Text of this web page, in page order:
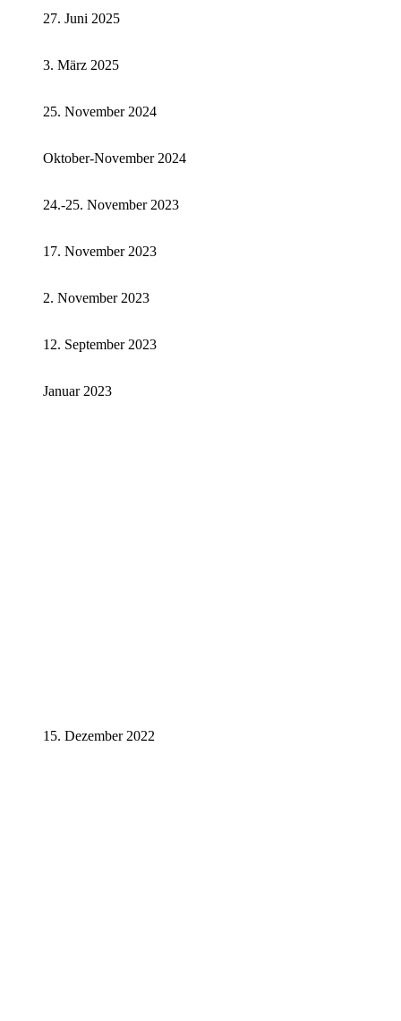
27. Juni 2025
3. März 2025
25. November 2024
Oktober-November 2024
24.-25. November 2023
17. November 2023
2. November 2023
12. September 2023
Januar 2023
15. Dezember 2022